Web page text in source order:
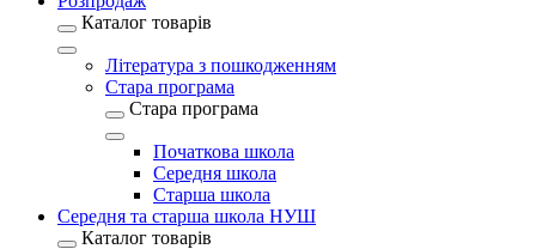
Каталог товарів
Література з пошкодженням
Стара програма
Стара програма
Початкова школа
Середня школа
Старша школа
Середня та старша школа НУШ
Каталог товарів